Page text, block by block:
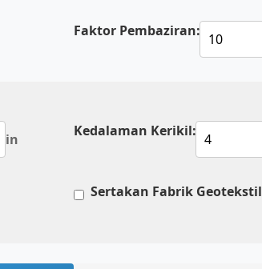
Faktor Pembaziran:
in Kedalaman Kerikil:
Sertakan Fabrik Geotekstil